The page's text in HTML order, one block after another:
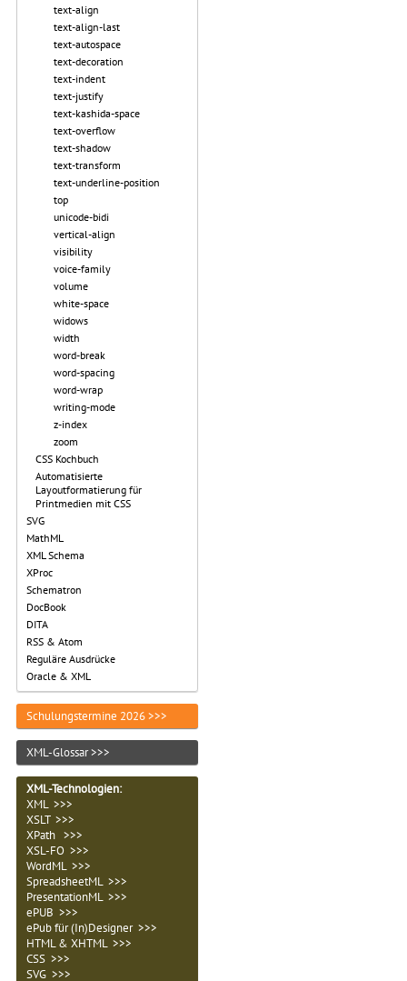
text-align
text-align-last
text-autospace
text-decoration
text-indent
text-justify
text-kashida-space
text-overflow
text-shadow
text-transform
text-underline-position
top
unicode-bidi
vertical-align
visibility
voice-family
volume
white-space
widows
width
word-break
word-spacing
word-wrap
writing-mode
z-index
zoom
CSS Kochbuch
Automatisierte
Layoutformatierung für
Printmedien mit CSS
SVG
MathML
XML Schema
XProc
Schematron
DocBook
DITA
RSS & Atom
Reguläre Ausdrücke
Oracle & XML
Schulungstermine 2026 >>>
XML-Glossar >>>
XML-Technologien:
XML >>>
XSLT >>>
XPath >>>
XSL-FO >>>
WordML >>>
SpreadsheetML >>>
PresentationML >>>
ePUB >>>
ePub für (In)Designer >>>
HTML & XHTML >>>
CSS >>>
SVG >>>